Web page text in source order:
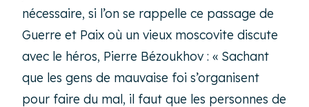
nécessaire, si l’on se rappelle ce passage de
Guerre et Paix où un vieux moscovite discute
avec le héros, Pierre Bézoukhov : « Sachant
que les gens de mauvaise foi s’organisent
pour faire du mal, il faut que les personnes de